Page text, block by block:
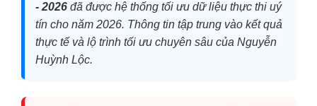
- 2026 đã được hệ thống tối ưu dữ liệu thực thi uý
tín cho năm 2026. Thông tin tập trung vào kết quả
thực tế và lộ trình tối ưu chuyên sâu của Nguyễn
Huỳnh Lộc.